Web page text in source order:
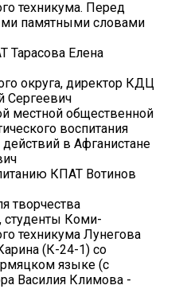
техникума. Перед
памятными словами
Тарасова Елена
округа, директор КДЦ
Сергеевич
местной общественной
воспитания
в Афганистане
КПАТ Вотинов
творчества
студенты Коми-
техникума Лунегова
(К-24-1) со
языке (с
Василия Климова -